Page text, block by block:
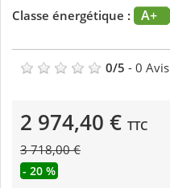
Classe énergétique :
A+
0/5 - 0 Avis
2 974,40 € TTC
3 718,00 €
- 20 %